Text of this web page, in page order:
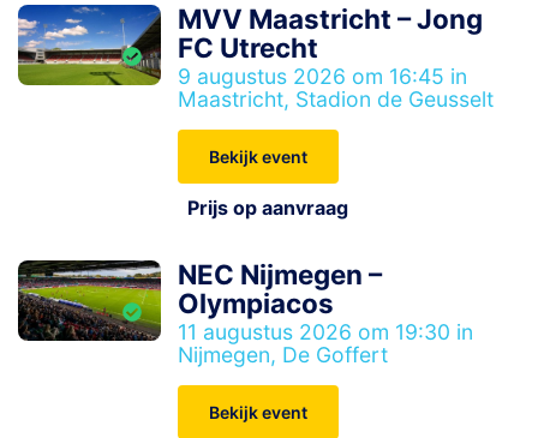
MVV Maastricht – Jong
FC Utrecht
9 augustus 2026 om 16:45 in
Maastricht, Stadion de Geusselt
Bekijk event
Prijs op aanvraag
NEC Nijmegen –
Olympiacos
11 augustus 2026 om 19:30 in
Nijmegen, De Goffert
Bekijk event